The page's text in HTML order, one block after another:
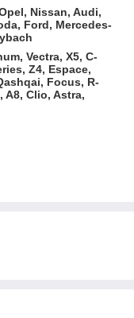
Nissan, Audi,
Ford, Mercedes-
Vectra, X5, C-
Z4, Espace,
Focus, R-
A8, Clio, Astra,